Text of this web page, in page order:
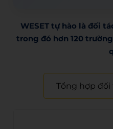
WESET tự hào là đối
trong đó hơn 120
Tổng hợp